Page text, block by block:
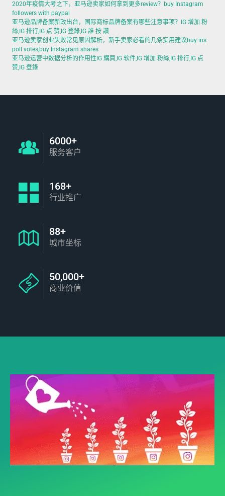
2020年疫情大考之下，亚马逊卖家如何拿到更多review？buy Instagram
followers with paypal
亚马逊品牌备案新政出台，国际商标品牌备案有哪些注意事项？IG 增加 粉
絲,IG 排行,IG 点 赞,IG 登錄,IG 誰 按 讚
亚马逊卖家创业失败常见原因解析，新手卖家必看的几条实用建议buy ins
poll votes,buy Instagram shares
亚马逊运营中数据分析的作用性IG 購買,IG 软件,IG 增加 粉絲,IG 排行,IG 点
赞,IG 登錄
6000+
服务客户
168+
行业推广
88+
城市坐标
50,000+
商业价值